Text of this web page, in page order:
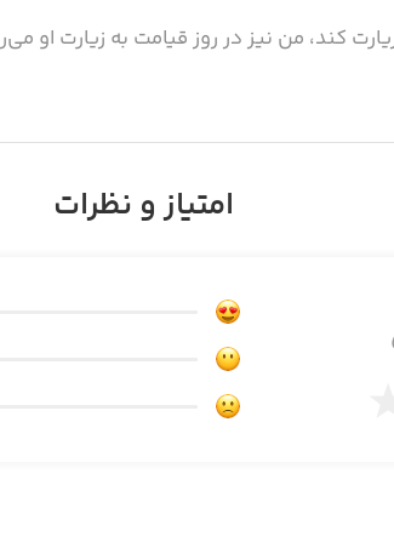
کند، من نیز در روز قیامت به زیارت
امتیاز و نظرات